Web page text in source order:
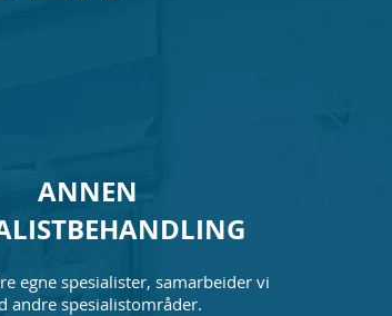
ANNEN
egne spesialister, samarbeider vi
andre spesialistområder.